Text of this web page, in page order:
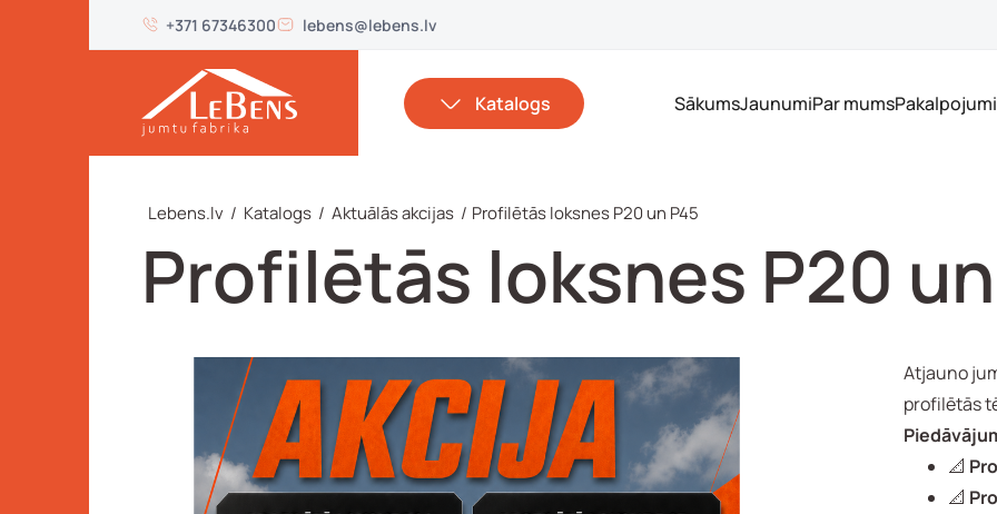
+371 67346300 lebens@lebens.lv
Katalogs SākumsJaunumiPar mumsPakalpojumi
Lebens.lv / Katalogs / Aktuālās akcijas / Profilētās loksnes P20 un P45
Profilētās loksnes P20
Atjauno
profilētās
📐
📐